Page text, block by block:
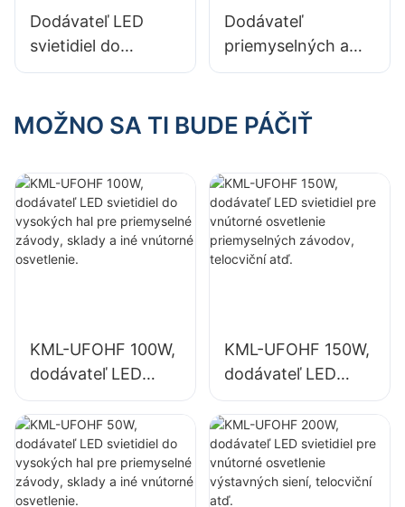
skladoch atď.
skladoch atď.
Dodávateľ LED
svietidiel do
vysokých
HB50 s výkonom
priestory v
továrňach,
skladoch atď.
Dodávateľ
priemyselných a
banských LED
HB30 150W pre
ako sú telocvične a
sklady.
MOŽNO SA TI BUDE PÁČIŤ
KML-UFOHF 100W,
dodávateľ LED
svietidiel do
vysokých hal pre
priemyselné
závody, sklady a
iné vnútorné
KML-UFOHF 150W,
dodávateľ LED
svietidiel pre
vnútorné
osvetlenie
priemyselných
závodov, telocviční